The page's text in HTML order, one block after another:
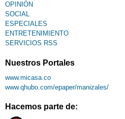
OPINIÓN
SOCIAL
ESPECIALES
ENTRETENIMIENTO
SERVICIOS RSS
Nuestros Portales
www.micasa.co
www.qhubo.com/epaper/manizales/
Hacemos parte de: